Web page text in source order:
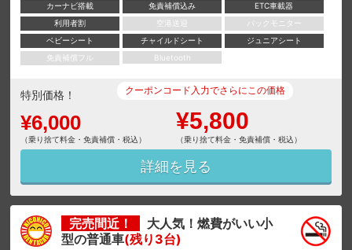
カーナビ搭載 免責補償込み
ETC車載器
利用者割
空港送迎
バックモニター
ベビーシート
チャイルドシート
ジュニアシート
免責補償フル
Bluetooth
特別価格！
¥6,000
（乗り捨て料金・免責補償・税込）
クーポンコード入力でさらにこの価格
¥5,800
（乗り捨て料金・免責補償・税込）
詳細を見る
完売間近！
大人気！燃費がいい小
型の普通車(残り3台)